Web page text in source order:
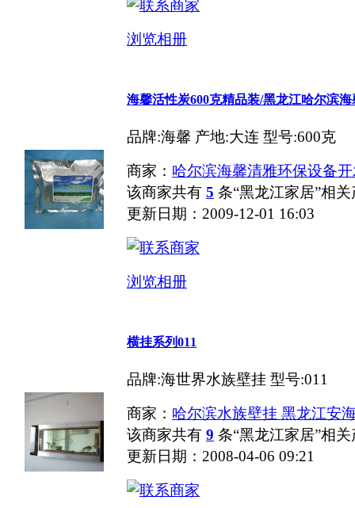
浏览相册
海馨活性炭600克精品装/黑龙江哈尔滨
品牌:海馨 产地:大连 型号:600克
商家： 哈尔滨海馨清雅环保设备
该商家共有 5 条“黑龙江家居”相
更新日期：2009-12-01 16:03
浏览相册
横挂系列011
品牌:海世界水族壁挂 型号:011
商家： 哈尔滨水族壁挂 黑龙江安
该商家共有 9 条“黑龙江家居”相
更新日期：2008-04-06 09:21